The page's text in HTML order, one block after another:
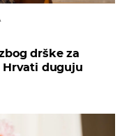
drške za
Hrvati duguju